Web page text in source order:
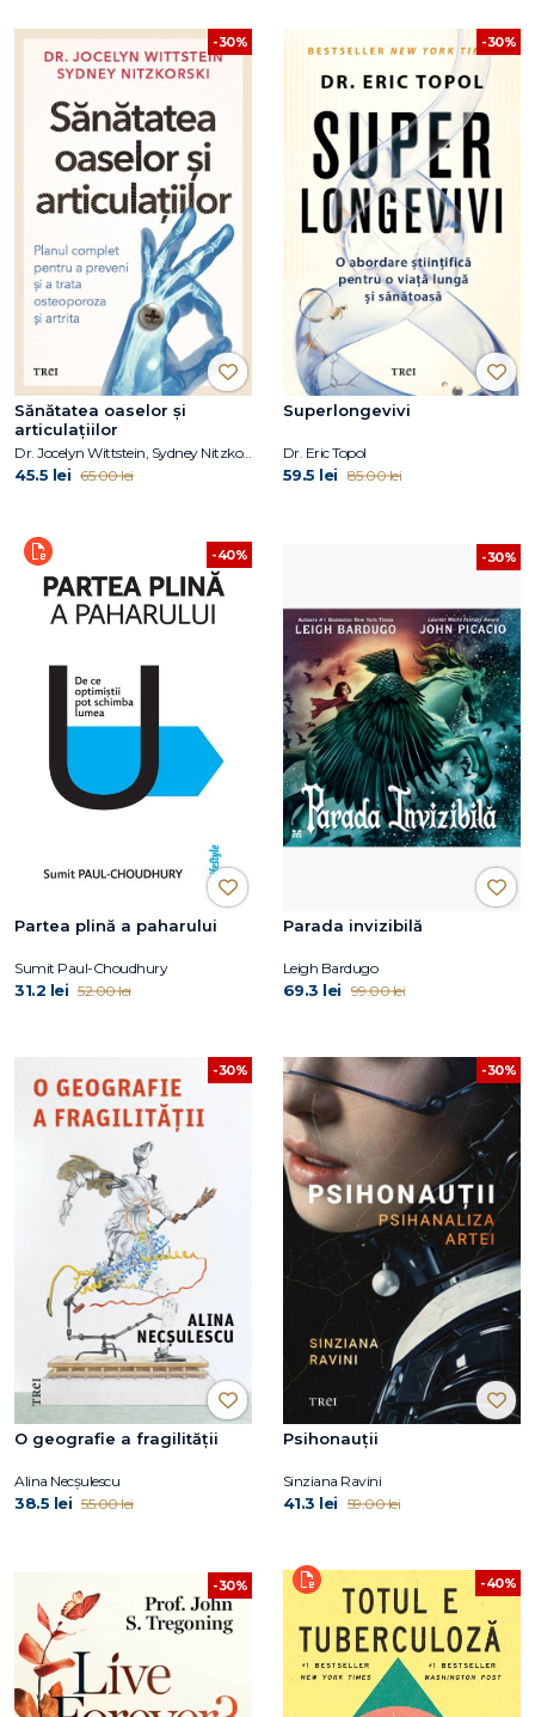
-30%
Sănătatea oaselor și
articulațiilor
Dr. Jocelyn Wittstein, Sydney Nitzkorski
45.5 lei 65.00 lei
-30%
Superlongevivi
Dr. Eric Topol
59.5 lei 85.00 lei
-40%
Partea plină a paharului
Sumit Paul-Choudhury
31.2 lei 52.00 lei
-30%
Parada invizibilă
Leigh Bardugo
69.3 lei 99.00 lei
-30%
O geografie a fragilității
Alina Necșulescu
38.5 lei 55.00 lei
-30%
Psihonauții
Sinziana Ravini
41.3 lei 59.00 lei
-30% -40%